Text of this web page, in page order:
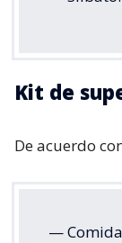
Kit de
De acuerdo
—